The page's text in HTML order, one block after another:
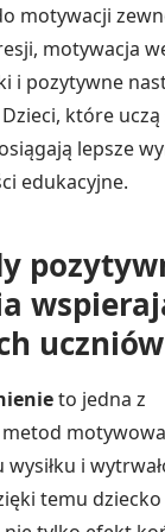
motywacji
motywacja
i pozytywne
które
lepsze
edukacyjne.
to jedna z
i
temu dziecko